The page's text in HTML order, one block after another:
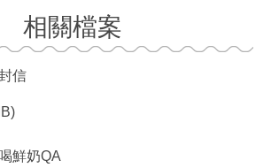
相關檔案
信
鮮奶QA